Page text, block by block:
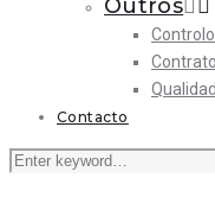
Outros
Contacto
Search